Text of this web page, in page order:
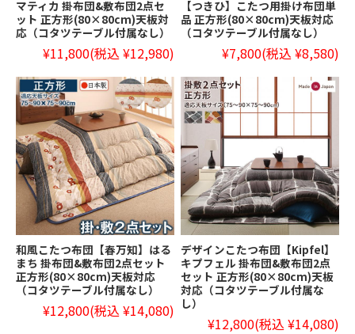
マティカ 掛布団&敷布団2点セ
ット 正方形(80×80cm)天板対
応（コタツテーブル付属なし）
¥11,800(税込 ¥12,980)
【つきひ】こたつ用掛け布団単
品 正方形(80×80cm)天板対応
（コタツテーブル付属なし）
¥7,800(税込 ¥8,580)
和風こたつ布団【春万知】はる
まち 掛布団&敷布団2点セット
正方形(80×80cm)天板対応
（コタツテーブル付属なし）
¥12,800(税込 ¥14,080)
デザインこたつ布団【Kipfel】
キプフェル 掛布団&敷布団2点
セット 正方形(80×80cm)天板
対応（コタツテーブル付属な
し）
¥12,800(税込 ¥14,080)